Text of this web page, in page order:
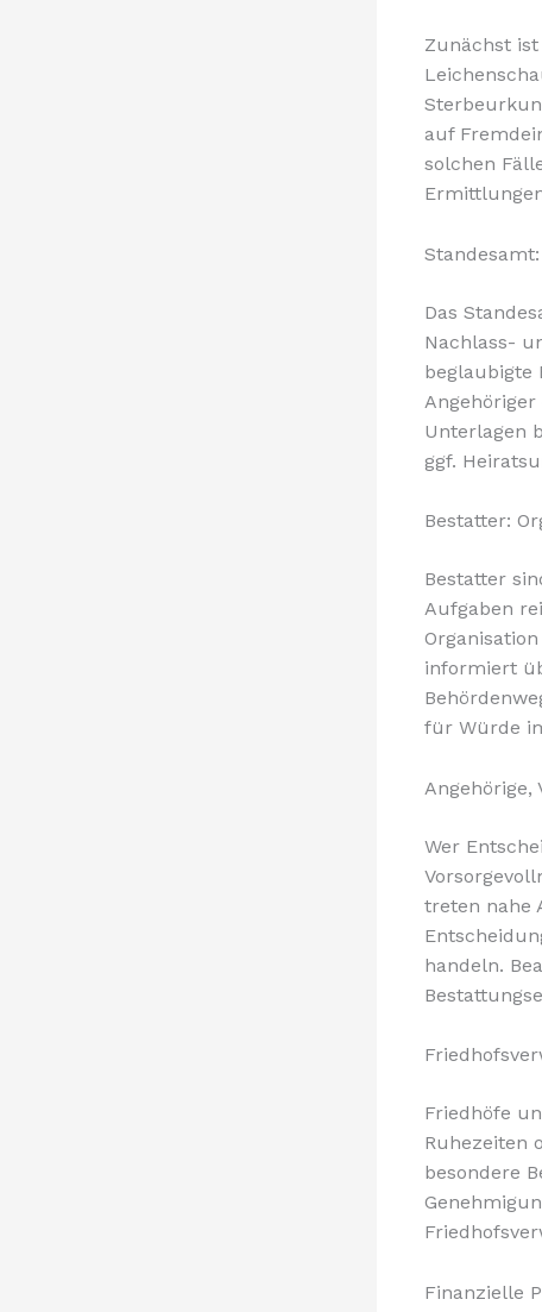
Zunächst
auf
solchen
Das
Nachlass-
beglaubigte
Unterlagen
ggf.
Bestatter:
Bestatter
Aufgaben
informiert
für Würde
Angehörige,
Wer
treten nahe
handeln.
Friedhöfe
Ruhezeiten
besondere
Finanzielle